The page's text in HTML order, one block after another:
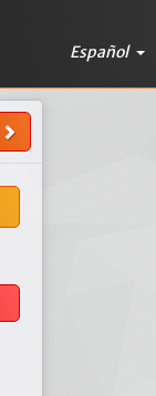
Español